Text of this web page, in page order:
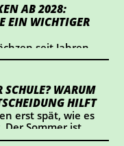
besteht.
AB 2028:
EIN WICHTIGER
seit Jahren
Die
rund 2 Mrd. Euro
haben
konkret auswirkt.
SCHULE? WARUM
HILFT
erst spät, wie es
Der Sommer ist
und Fragen